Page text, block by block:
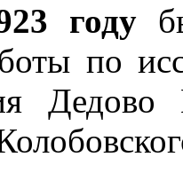
году
по